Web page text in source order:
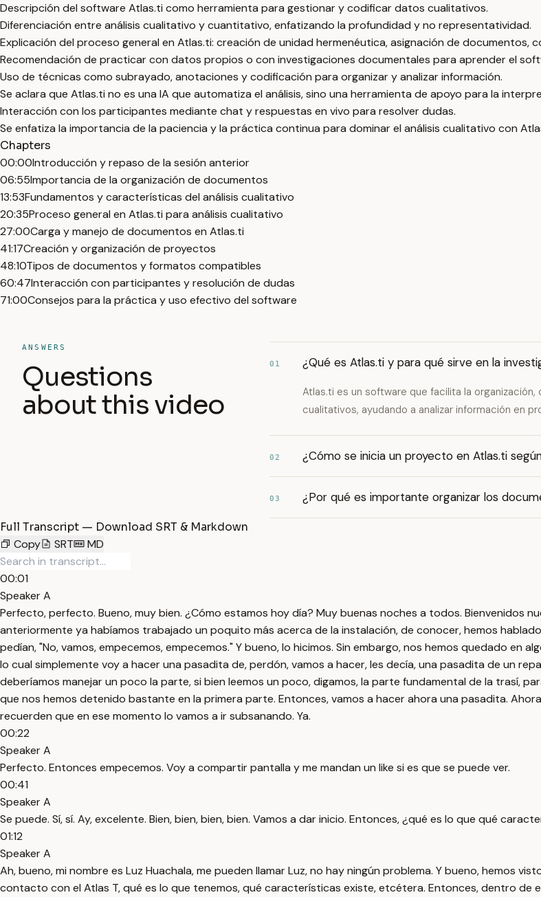
Descripción del software Atlas.ti como herramienta para gestionar y codificar datos cualitativos.
Diferenciación entre análisis cualitativo y cuantitativo, enfatizando la profundidad y no representatividad.
Explicación del proceso general en Atlas.ti: creación de unidad hermenéutica, asignación de documentos,
Recomendación de practicar con datos propios o con investigaciones documentales para aprender el
Uso de técnicas como subrayado, anotaciones y codificación para organizar y analizar información.
Se aclara que Atlas.ti no es una IA que automatiza el análisis, sino una herramienta de apoyo para la
Interacción con los participantes mediante chat y respuestas en vivo para resolver dudas.
Se enfatiza la importancia de la paciencia y la práctica continua para dominar el análisis cualitativo con
Chapters
00:00Introducción y repaso de la sesión anterior
06:55Importancia de la organización de documentos
13:53Fundamentos y características del análisis cualitativo
20:35Proceso general en Atlas.ti para análisis cualitativo
27:00Carga y manejo de documentos en Atlas.ti
41:17Creación y organización de proyectos
48:10Tipos de documentos y formatos compatibles
60:47Interacción con participantes y resolución de dudas
71:00Consejos para la práctica y uso efectivo del software
ANSWERS
Questions
about this video
01 ¿Qué es Atlas.ti y para qué sirve en la
Atlas.ti es un software que facilita la
cualitativos, ayudando a analizar información en
02 ¿Cómo se inicia un proyecto en Atlas.ti
03 ¿Por qué es importante organizar los
Full Transcript — Download SRT & Markdown
Copy
SRT MD
00:01
Speaker A
Perfecto, perfecto. Bueno, muy bien. ¿Cómo estamos hoy día? Muy buenas noches a todos. Bienvenidos
anteriormente ya habíamos trabajado un poquito más acerca de la instalación, de conocer, hemos
pedían, "No, vamos, empecemos, empecemos." Y bueno, lo hicimos. Sin embargo, nos hemos quedado en
lo cual simplemente voy a hacer una pasadita de, perdón, vamos a hacer, les decía, una pasadita de un
deberíamos manejar un poco la parte, si bien leemos un poco, digamos, la parte fundamental de la trasí,
que nos hemos detenido bastante en la primera parte. Entonces, vamos a hacer ahora una pasadita.
recuerden que en ese momento lo vamos a ir subsanando. Ya.
00:22
Speaker A
Perfecto. Entonces empecemos. Voy a compartir pantalla y me mandan un like si es que se puede ver.
00:41
Speaker A
Se puede. Sí, sí. Ay, excelente. Bien, bien, bien, bien. Vamos a dar inicio. Entonces, ¿qué es lo que qué
01:12
Speaker A
Ah, bueno, mi nombre es Luz Huachala, me pueden llamar Luz, no hay ningún problema. Y bueno, hemos
contacto con el Atlas T, qué es lo que tenemos, qué características existe, etcétera. Entonces, dentro de